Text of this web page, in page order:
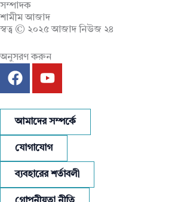
সম্পাদক
শামীম আজাদ
স্বত্ব © ২০২৫ আজাদ নিউজ ২৪
অনুসরণ করুন
F
a
e
b
o
o
k
Y
o
t
u
b
e
আমাদের সম্পর্কে
যোগাযোগ
ব্যবহারের শর্তাবলী